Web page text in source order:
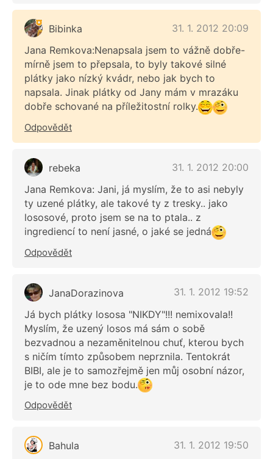
Bibinka
31. 1. 2012 20:09
Jana Remkova:Nenapsala jsem to vážně dobře-
mírně jsem to přepsala, to byly takové silné
plátky jako nízký kvádr, nebo jak bych to
napsala. Jinak plátky od Jany mám v mrazáku
dobře schované na příležitostní rolky.
Odpovědět
rebeka
31. 1. 2012 20:00
Jana Remkova: Jani, já myslím, že to asi nebyly
ty uzené plátky, ale takové ty z tresky.. jako
lososové, proto jsem se na to ptala.. z
ingrediencí to není jasné, o jaké se jedná
Odpovědět
JanaDorazinova
31. 1. 2012 19:52
Já bych plátky lososa "NIKDY"!!! nemixovala!!
Myslím, že uzený losos má sám o sobě
bezvadnou a nezaměnitelnou chuť, kterou bych
s ničím tímto způsobem neprznila. Tentokrát
BIBI, ale je to samozřejmě jen můj osobní názor,
je to ode mne bez bodu.
Odpovědět
Bahula
31. 1. 2012 19:50